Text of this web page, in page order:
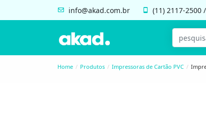
info@akad.com.br (11) 2117-2500 /
Home Produtos Impressoras de Cartão PVC